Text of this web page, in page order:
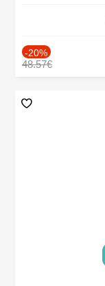
-20%
48.57€